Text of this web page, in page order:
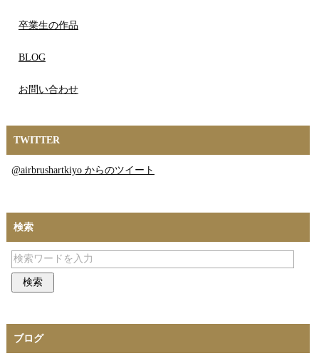
卒業生の作品
BLOG
お問い合わせ
TWITTER
@airbrushartkiyo からのツイート
検索
ブログ